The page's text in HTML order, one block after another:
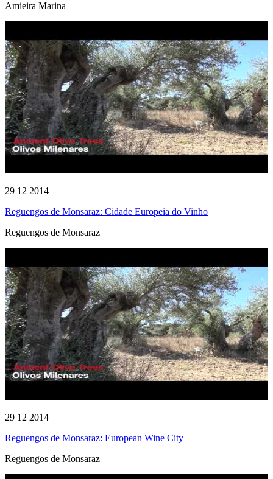
Amieira Marina
29 12 2014
Reguengos de Monsaraz: Cidade Europeia do Vinho
Reguengos de Monsaraz
29 12 2014
Reguengos de Monsaraz: European Wine City
Reguengos de Monsaraz